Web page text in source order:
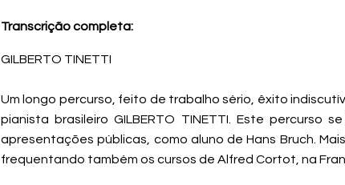
Transcrição completa:
GILBERTO TINETTI
Um longo percurso, feito de trabalho sério, êxito
pianista brasileiro GILBERTO TINETTI. Este percurso
apresentações públicas, como aluno de Hans Bruch.
frequentando também os cursos de Alfred Cortot, na